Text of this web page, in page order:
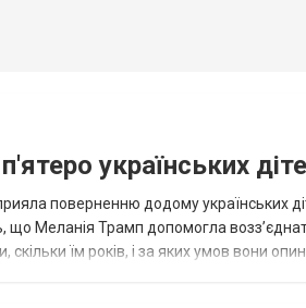
українських
поверненню додому українських
Меланія Трамп допомогла
скільки їм років, і за яких умов вони